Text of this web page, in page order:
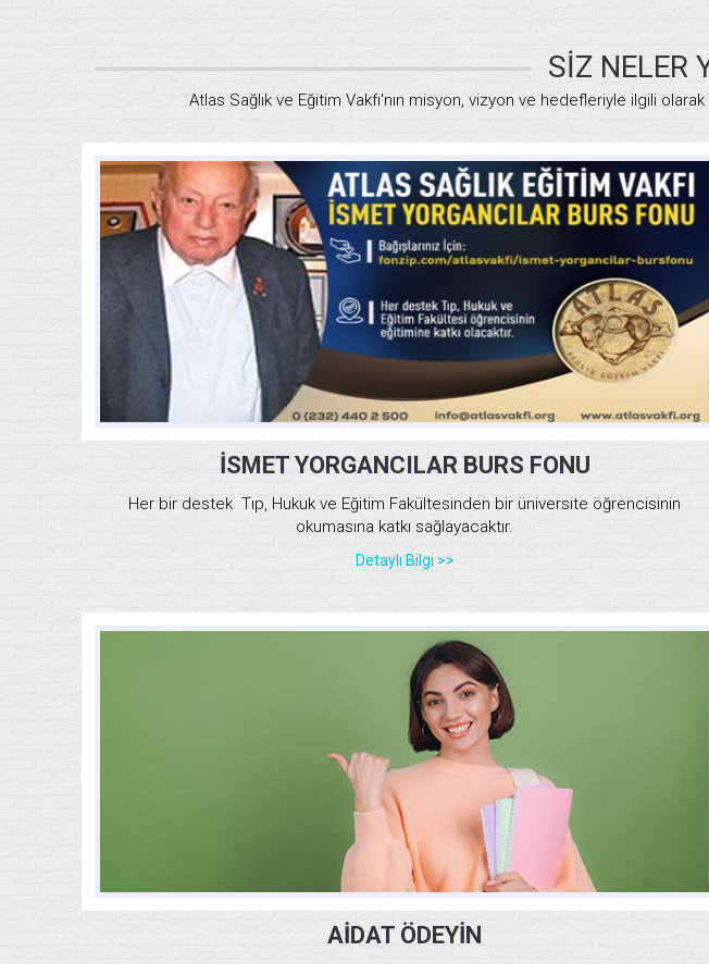
SİZ NELER
Atlas Sağlık ve Eğitim Vakfı'nın misyon, vizyon ve hedefleriyle ilgili
İSMET YORGANCILAR BURS FONU
Her bir destek Tıp, Hukuk ve Eğitim Fakültesinden bir üniversite öğrencisinin
okumasına katkı sağlayacaktır.
Detaylı Bilgi >>
AİDAT ÖDEYİN